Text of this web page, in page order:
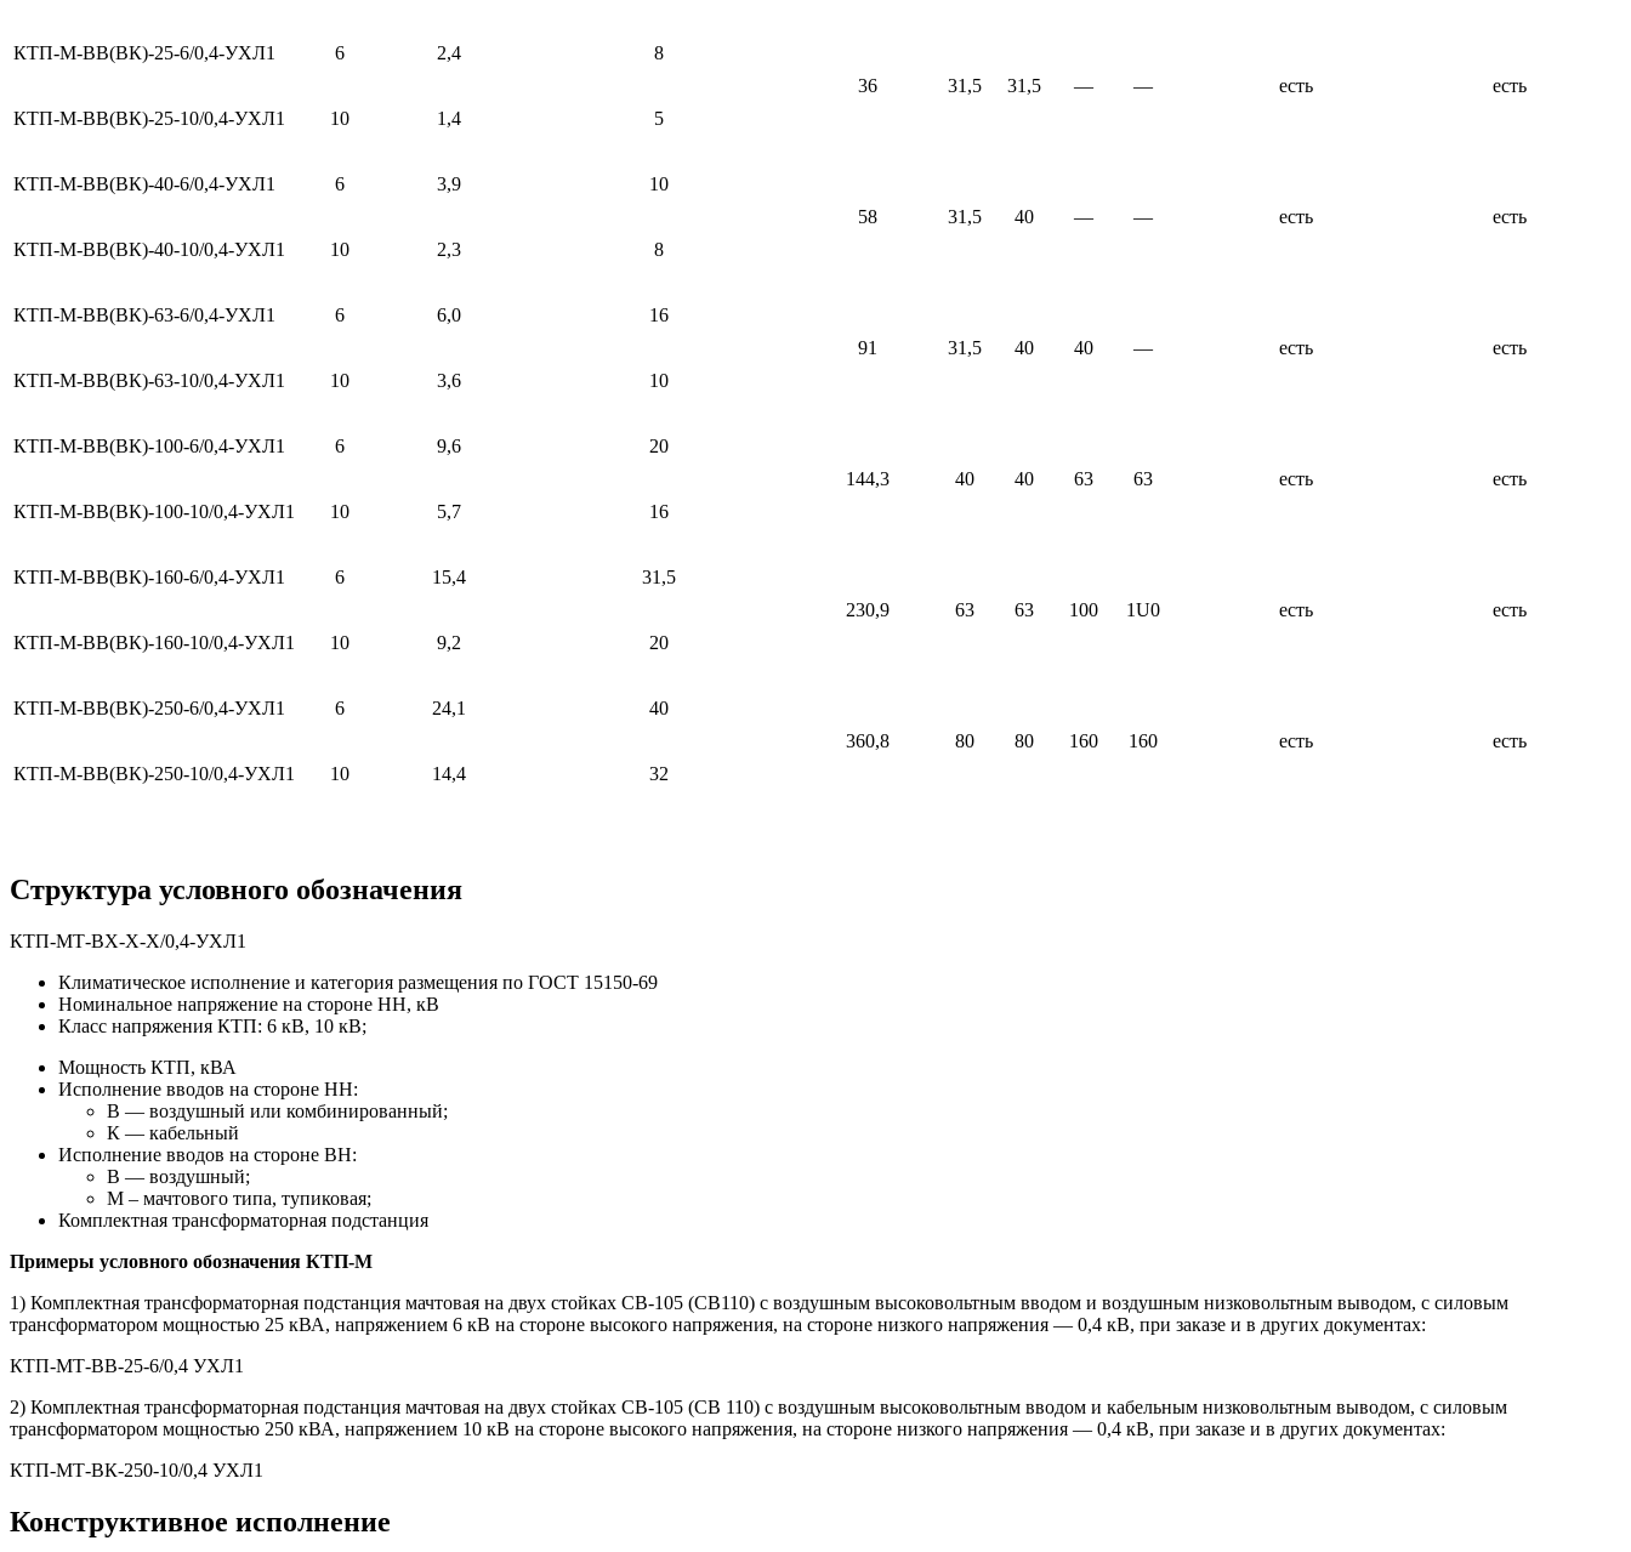
КТП-М-ВВ(ВК)-25-6/0,4-УХЛ1 6 2,4
8
36
31,5 31,5 — — есть
есть
КТП-М-ВВ(ВК)-25-10/0,4-УХЛ1
10 1,4 5
КТП-М-ВВ(ВК)-40-6/0,4-УХЛ1 6 3,9
10
58
31,5 40 — — есть
есть
КТП-М-ВВ(ВК)-40-10/0,4-УХЛ1
10 2,3 8
КТП-М-ВВ(ВК)-63-6/0,4-УХЛ1 6 6,0
16
91
31,5 40 40 — есть
есть
КТП-М-ВВ(ВК)-63-10/0,4-УХЛ1
10 3,6 10
КТП-М-ВВ(ВК)-100-6/0,4-УХЛ1 6 9,6
20
144,3
40 40 63 63 есть
есть
КТП-М-ВВ(ВК)-100-10/0,4-УХЛ1
10 5,7 16
КТП-М-ВВ(ВК)-160-6/0,4-УХЛ1 6 15,4
31,5
230,9
63 63 100 1U0 есть
есть
КТП-М-ВВ(ВК)-160-10/0,4-УХЛ1
10 9,2 20
КТП-М-ВВ(ВК)-250-6/0,4-УХЛ1 6 24,1
40
360,8
80 80 160 160 есть
есть
КТП-М-ВВ(ВК)-250-10/0,4-УХЛ1
10 14,4 32
Структура условного обозначения
КТП-МТ-ВХ-Х-Х/0,4-УХЛ1
Климатическое исполнение и категория размещения по ГОСТ 15150-69
Номинальное напряжение на стороне НН, кВ
Класс напряжения КТП: 6 кВ, 10 кВ;
Мощность КТП, кВА
Исполнение вводов на стороне НН:
В — воздушный или комбинированный;
К — кабельный
Исполнение вводов на стороне ВН:
В — воздушный;
М – мачтового типа, тупиковая;
Комплектная трансформаторная подстанция
Примеры условного обозначения КТП-М
1) Комплектная трансформаторная подстанция мачтовая на двух стойках СВ-105 (СВ110) с воздушным высоковольтным вводом и воздушным низковольтным выводом, с силовым
трансформатором мощностью 25 кВА, напряжением 6 кВ на стороне высокого напряжения, на стороне низкого напряжения — 0,4 кВ, при заказе и в других документах:
КТП-МТ-ВВ-25-6/0,4 УХЛ1
2) Комплектная трансформаторная подстанция мачтовая на двух стойках СВ-105 (СВ 110) с воздушным высоковольтным вводом и кабельным низковольтным выводом, с силовым
трансформатором мощностью 250 кВА, напряжением 10 кВ на стороне высокого напряжения, на стороне низкого напряжения — 0,4 кВ, при заказе и в других документах:
КТП-МТ-ВК-250-10/0,4 УХЛ1
Конструктивное исполнение